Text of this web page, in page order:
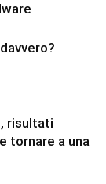
risultati
tornare a una